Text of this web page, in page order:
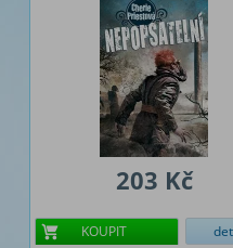
203 Kč
KOUPIT